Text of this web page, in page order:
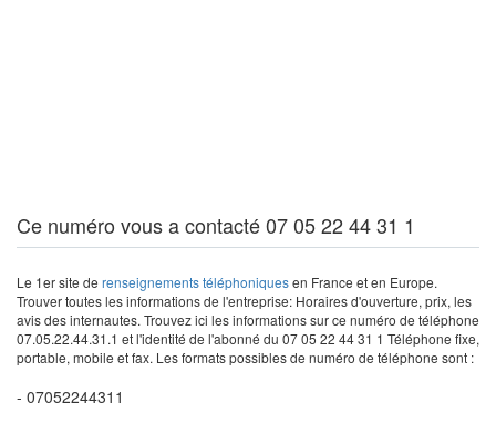
Ce numéro vous a contacté 07 05 22 44 31 1
Le 1er site de renseignements téléphoniquesen France et en Europe.
Trouver toutes les informations de l'entreprise: Horaires d'ouverture, prix, les
avis des internautes. Trouvez ici les informations sur ce numéro de téléphone
07.05.22.44.31.1 et l'identité de l'abonné du 07 05 22 44 31 1 Téléphone fixe,
portable, mobile et fax. Les formats possibles de numéro de téléphone sont :
- 07052244311